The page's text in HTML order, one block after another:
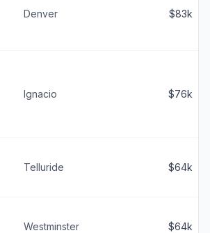
Denver $83k
Ignacio $76k
Telluride $64k
Westminster $64k